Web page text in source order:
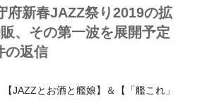
府新春JAZZ祭り2019の拡
、その第一波を展開予定
の返信
【JAZZとお酒と艦娘】＆【「艦これ」